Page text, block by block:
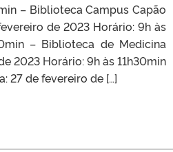
– Biblioteca Campus Capão
de 2023 Horário: 9h às
– Biblioteca de Medicina
2023 Horário: 9h às 11h30min
27 de fevereiro de […]